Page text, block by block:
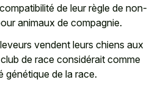
de leur règle de non-
animaux de compagnie.
vendent leurs chiens aux
de race considérait comme
génétique de la race.